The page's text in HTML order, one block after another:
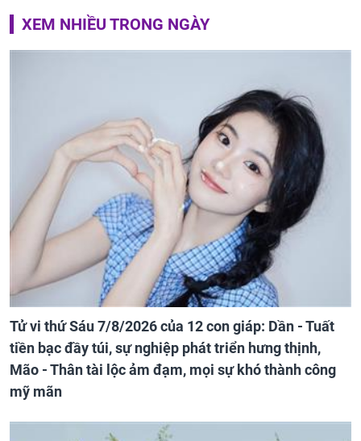
XEM NHIỀU TRONG NGÀY
Tử vi thứ Sáu 7/8/2026 của 12 con giáp: Dần - Tuất
tiền bạc đầy túi, sự nghiệp phát triển hưng thịnh,
Mão - Thân tài lộc ảm đạm, mọi sự khó thành công
mỹ mãn